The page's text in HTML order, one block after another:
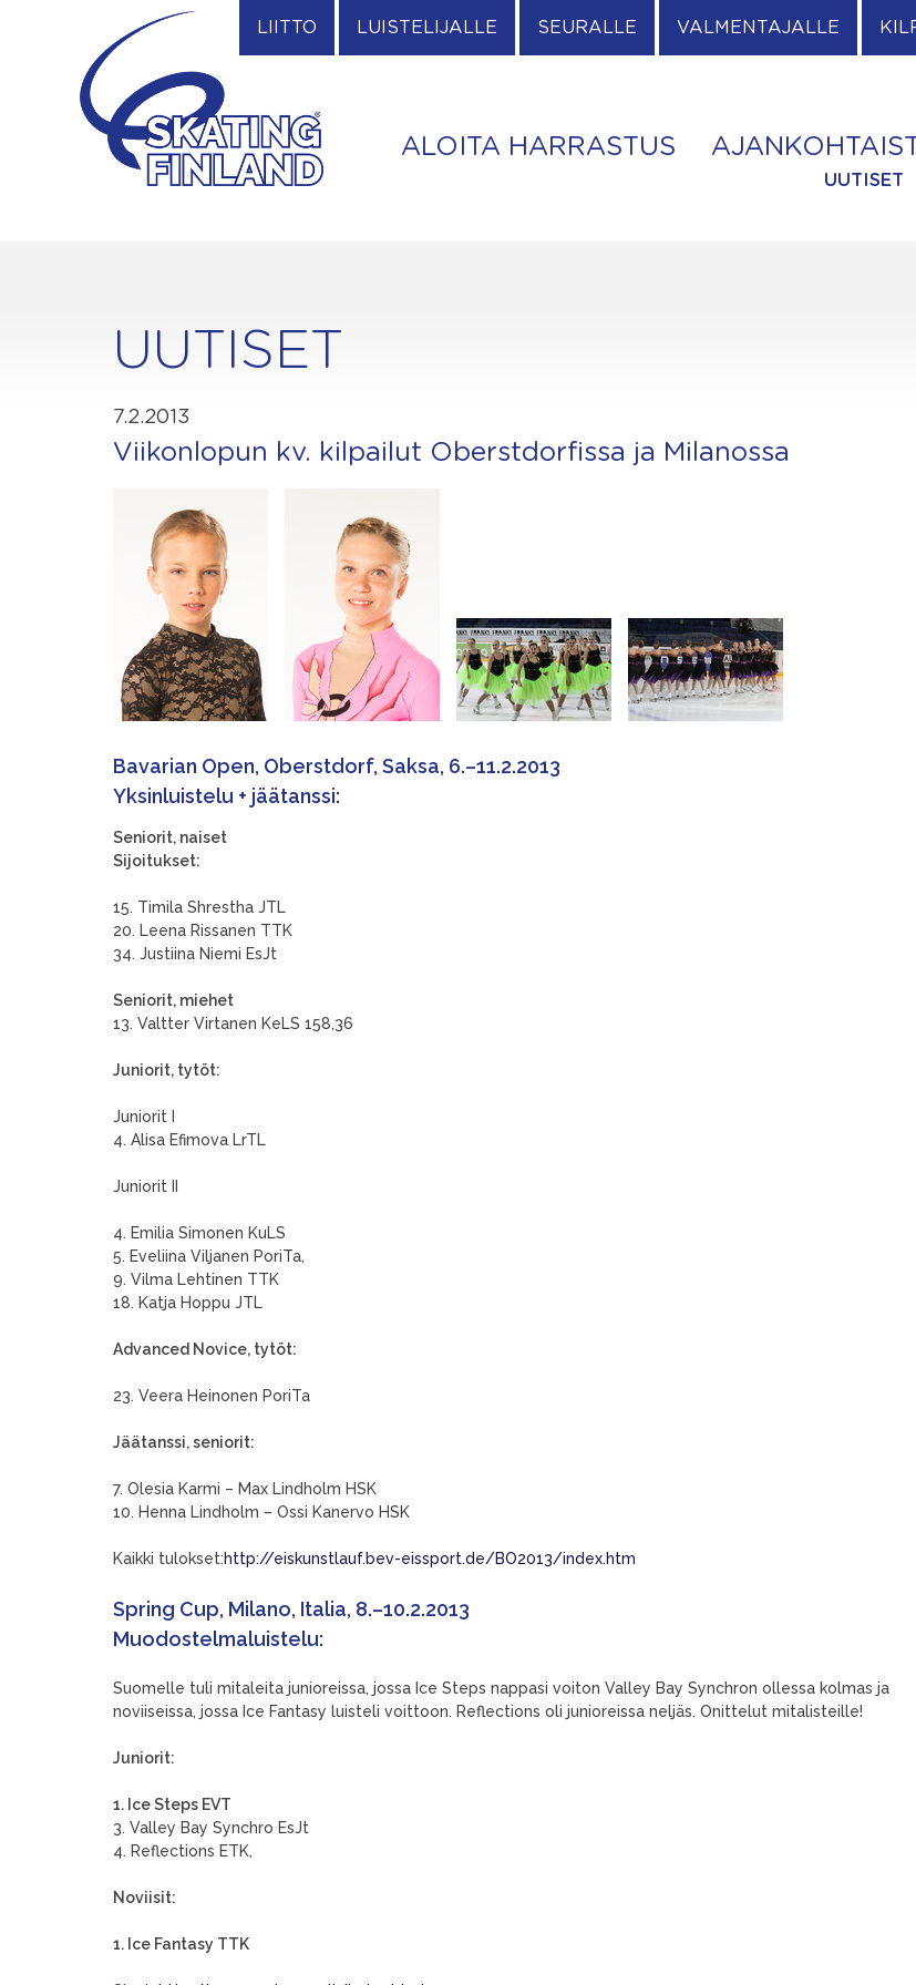
LIITTO LUISTELIJALLE SEURALLE VALMENTAJALLE
ALOITA HARRASTUS
UUTISET
UUTISET
7.2.2013
Viikonlopun kv. kilpailut Oberstdorfissa ja Milanossa
Bavarian Open, Oberstdorf, Saksa, 6.–11.2.2013
Yksinluistelu + jäätanssi:
Seniorit, naiset
Sijoitukset:
15. Timila Shrestha JTL
20. Leena Rissanen TTK
34. Justiina Niemi EsJt
Seniorit, miehet
13. Valtter Virtanen KeLS 158,36
Juniorit, tytöt:
Juniorit I
4. Alisa Efimova LrTL
Juniorit II
4. Emilia Simonen KuLS
5. Eveliina Viljanen PoriTa,
9. Vilma Lehtinen TTK
18. Katja Hoppu JTL
Advanced Novice, tytöt:
23. Veera Heinonen PoriTa
Jäätanssi, seniorit:
7. Olesia Karmi – Max Lindholm HSK
10. Henna Lindholm – Ossi Kanervo HSK
Kaikki tulokset:http://eiskunstlauf.bev-eissport.de/BO2013/index.htm
Spring Cup, Milano, Italia, 8.–10.2.2013
Muodostelmaluistelu:
Suomelle tuli mitaleita junioreissa, jossa Ice Steps nappasi voiton Valley Bay Synchron ollessa kolmas ja
noviiseissa, jossa Ice Fantasy luisteli voittoon. Reflections oli junioreissa neljäs. Onittelut mitalisteille!
Juniorit:
1. Ice Steps EVT
3. Valley Bay Synchro EsJt
4. Reflections ETK,
Noviisit:
1. Ice Fantasy TTK